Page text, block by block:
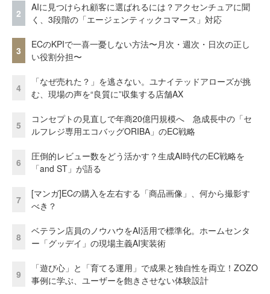
2
AIに見つけられ顧客に選ばれるには？アクセンチュアに聞
く、3段階の「エージェンティックコマース」対応
3
ECのKPIで一喜一憂しない方法〜月次・週次・日次の正し
い役割分担〜
4
「なぜ売れた？」を逃さない。ユナイテッドアローズが挑
む、現場の声を“良質に”収集する店舗AX
5
コンセプトの見直しで年商20億円規模へ 急成長中の「セ
ルフレジ専用エコバッグORIBA」のEC戦略
6
圧倒的レビュー数をどう活かす？生成AI時代のEC戦略を
「and ST」が語る
7
[マンガ]ECの購入を左右する「商品画像」、何から撮影す
べき？
8
ベテラン店員のノウハウをAI活用で標準化。ホームセンタ
ー「グッデイ」の現場主義AI実装術
9
「遊び心」と「育てる運用」で成果と独自性を両立！ZOZO
事例に学ぶ、ユーザーを飽きさせない体験設計